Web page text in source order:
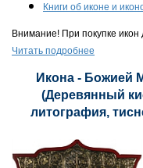
Книги об иконе и
Внимание! При покупке икон
Читать подробнее
Икона - Божией
(Деревянный
литография,